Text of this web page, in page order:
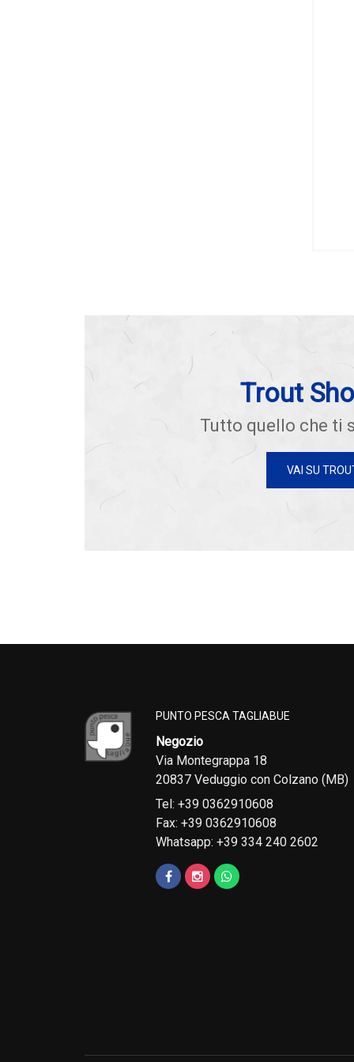
Trout
Tutto quello che ti
VAI SU
PUNTO PESCA TAGLIABUE
Negozio
Via Montegrappa 18
20837 Veduggio con Colzano (MB)
Tel: +39 0362910608
Fax: +39 0362910608
Whatsapp: +39 334 240 2602